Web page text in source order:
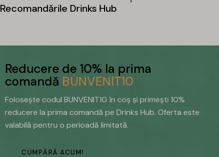
Recomandările Drinks Hub
Reducere de 10% la prima
comandă BUNVENIT10
Folosește codul BUNVENIT10 în coș și primești 10%
reducere la prima comandă pe Drinks Hub. Oferta este
valabilă pentru o perioadă limitată.
CUMPĂRĂ ACUM!